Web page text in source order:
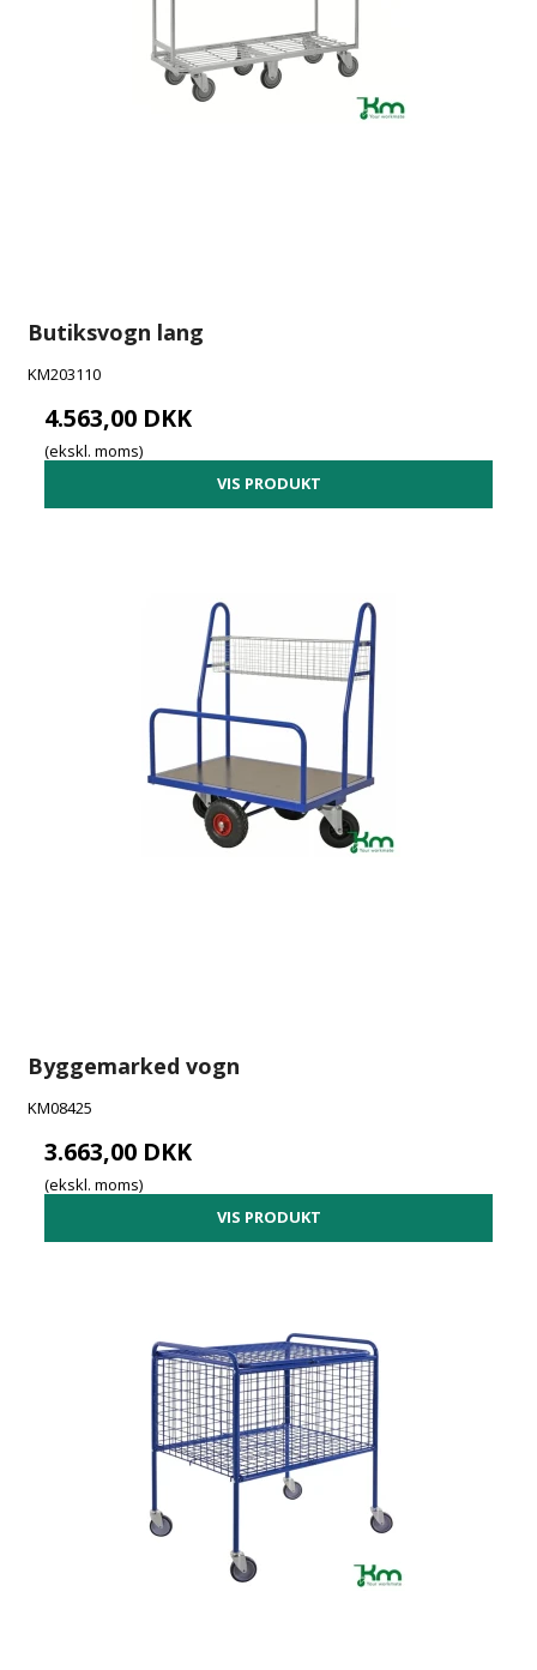
Butiksvogn lang
KM203110
4.563,00 DKK
(ekskl. moms)
VIS PRODUKT
Byggemarked vogn
KM08425
3.663,00 DKK
(ekskl. moms)
VIS PRODUKT